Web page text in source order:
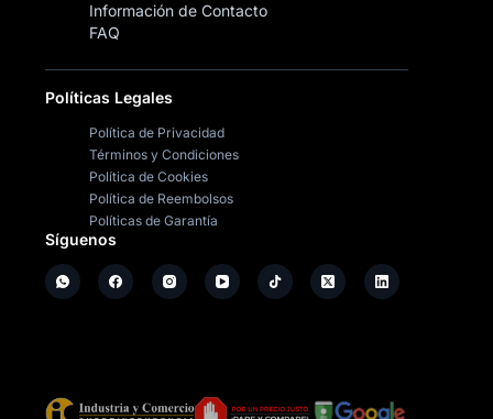
Información de Contacto
FAQ
Políticas Legales
Política de Privacidad
Términos y Condiciones
Política de Cookies
Política de Reembolsos
Políticas de Garantía
Síguenos